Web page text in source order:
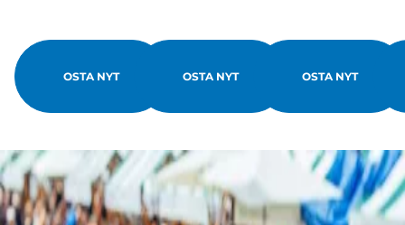
OSTA NYT OSTA NYT OSTA NYT